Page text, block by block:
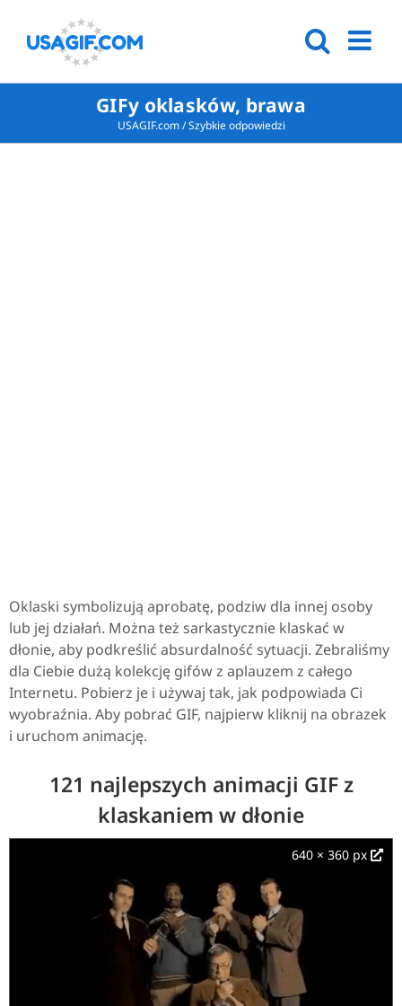
GIFy oklasków, brawa
USAGIF.com/Szybkie odpowiedzi
Oklaski symbolizują aprobatę, podziw dla innej osoby
lub jej działań. Można też sarkastycznie klaskać w
dłonie, aby podkreślić absurdalność sytuacji. Zebraliśmy
dla Ciebie dużą kolekcję gifów z aplauzem z całego
Internetu. Pobierz je i używaj tak, jak podpowiada Ci
wyobraźnia. Aby pobrać GIF, najpierw kliknij na obrazek
i uruchom animację.
121 najlepszych animacji GIF z
klaskaniem w dłonie
640 × 360 px